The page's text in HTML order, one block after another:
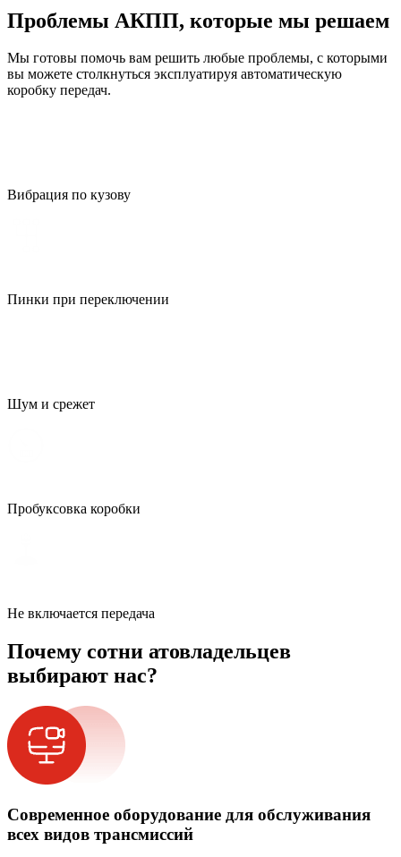
Проблемы АКПП, которые мы решаем
Мы готовы помочь вам решить любые проблемы, с которыми
вы можете столкнуться эксплуатируя автоматическую
коробку передач.
Вибрация по кузову
Пинки при переключении
Шум и срежет
Пробуксовка коробки
Не включается передача
Почему сотни атовладельцев
выбирают нас?
Современное оборудование для обслуживания
всех видов трансмиссий